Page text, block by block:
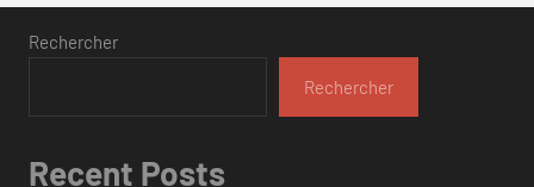
Rechercher
Rechercher
Recent Posts